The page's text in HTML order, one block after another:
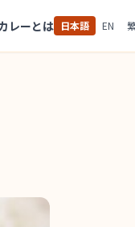
レーとは 日本語 EN